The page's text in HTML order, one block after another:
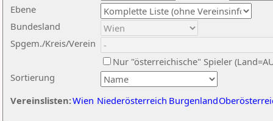
Ebene
Sortierung
Bundesland
Spgem./Kreis/Verein
Nur "österreichische" Spieler
Vereinslisten:Wien Niederösterreich Burgenland